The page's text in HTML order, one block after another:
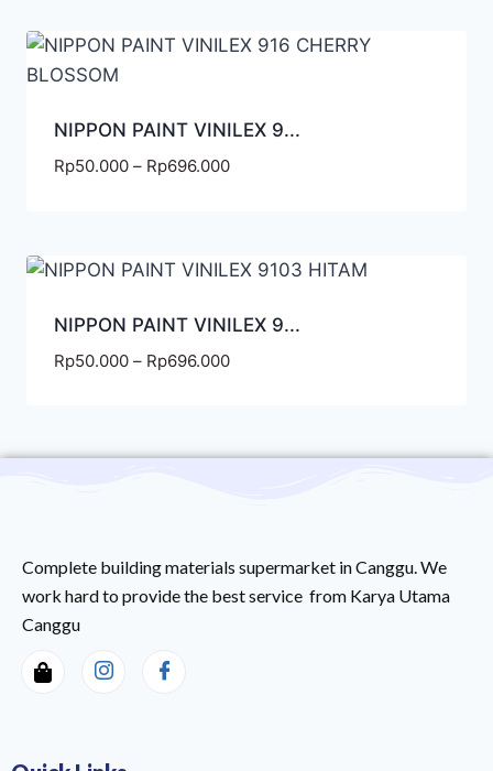
NIPPON PAINT VINILEX 9...
Rp50.000 – Rp696.000
NIPPON PAINT VINILEX 9...
Rp50.000 – Rp696.000
Complete building materials supermarket in Canggu. We
work hard to provide the best service from Karya Utama
Canggu